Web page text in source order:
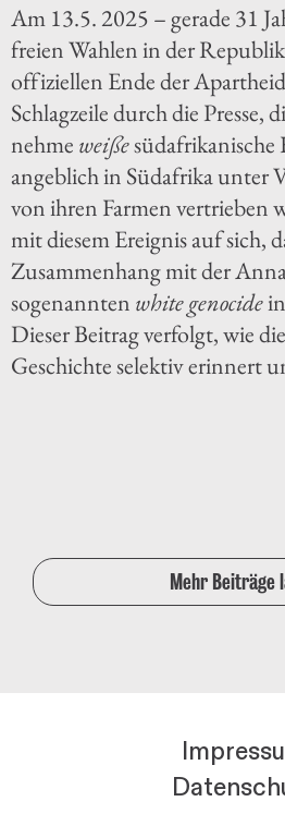
Am 13.5. 2025 – gerade 31
freien Wahlen in der
offiziellen Ende der
Schlagzeile durch die
nehme weiße
angeblich in Südafrika unter
von ihren Farmen vertrieben
mit diesem Ereignis auf sich,
Zusammenhang mit der
sogenannten white genocide
Dieser Beitrag verfolgt, wie
Geschichte selektiv erinnert
Mehr Beiträge